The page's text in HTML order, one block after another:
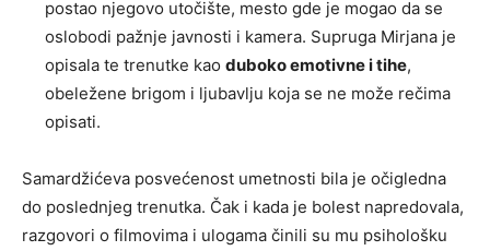
postao njegovo utočište, mesto gde je mogao da se
oslobodi pažnje javnosti i kamera. Supruga Mirjana je
opisala te trenutke kao duboko emotivne i tihe,
obeležene brigom i ljubavlju koja se ne može rečima
opisati.
Samardžićeva posvećenost umetnosti bila je očigledna
do poslednjeg trenutka. Čak i kada je bolest napredovala,
razgovori o filmovima i ulogama činili su mu psihološku